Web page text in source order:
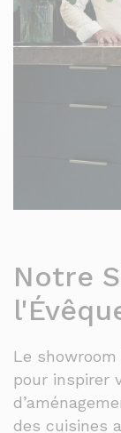
Notre
Le
pour inspirer
des cuisines